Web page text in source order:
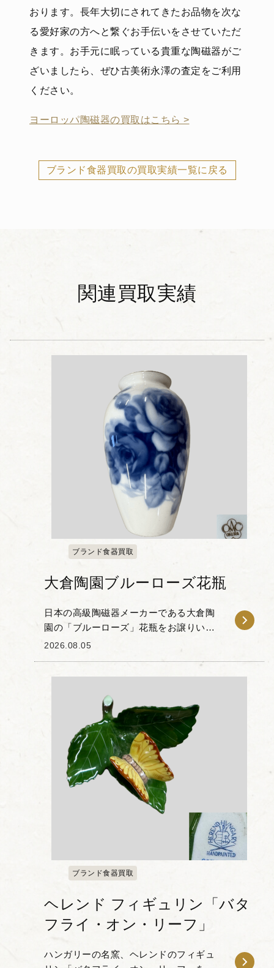
おります。長年大切にされてきたお品物を次な
る愛好家の方へと繋ぐお手伝いをさせていただ
きます。お手元に眠っている貴重な陶磁器がご
ざいましたら、ぜひ古美術永澤の査定をご利用
ください。
ヨーロッパ陶磁器の買取はこちら >
ブランド食器買取の買取実績一覧に戻る
関連買取実績
ブランド食器買取
大倉陶園ブルーローズ花瓶
日本の高級陶磁器メーカーである大倉陶
園の「ブルーローズ」花瓶をお譲りいた
だきました。 大倉陶園の代名詞とも言え
2026.08.05
ブランド食器買取
ヘレンド フィギュリン「バタ
フライ・オン・リーフ」
ハンガリーの名窯、ヘレンドのフィギュ